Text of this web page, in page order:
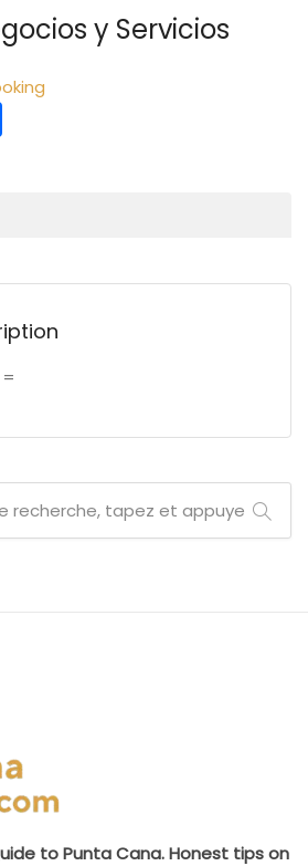
y Servicios
to Punta Cana. Honest tips on